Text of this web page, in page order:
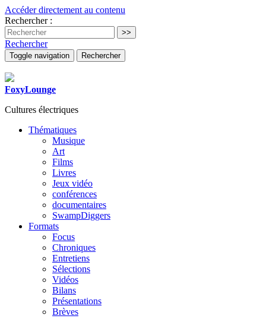
Accéder directement au contenu
Rechercher :
Rechercher
Toggle navigation Rechercher
FoxyLounge
Cultures électriques
Thématiques
Musique
Art
Films
Livres
Jeux vidéo
conférences
documentaires
SwampDiggers
Formats
Focus
Chroniques
Entretiens
Sélections
Vidéos
Bilans
Présentations
Brèves